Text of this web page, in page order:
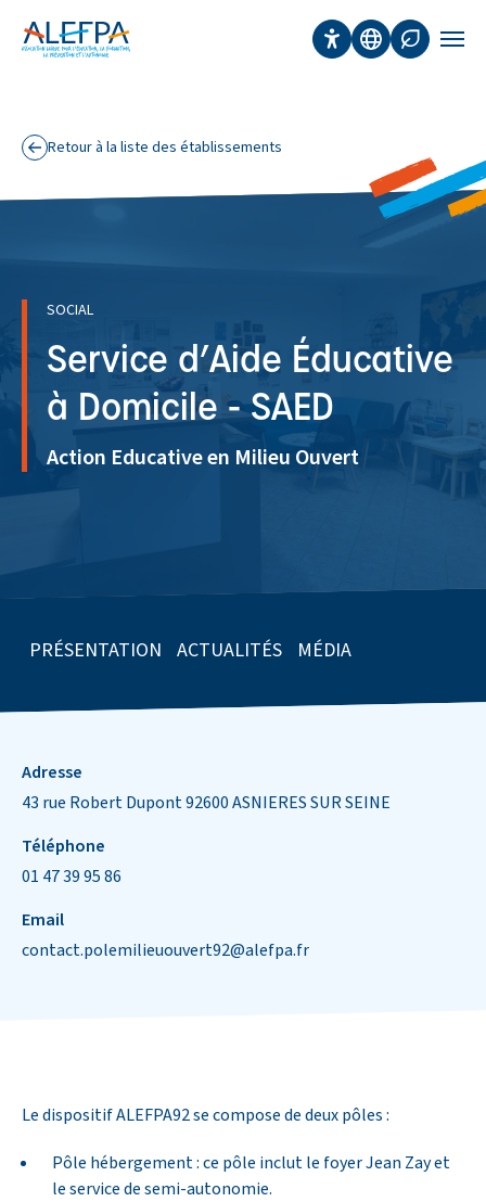
Aller au contenu principal
Accessibilité
Traduction
Affichage
Retour à la liste des établissements
SOCIAL
Service d’Aide Éducative
à Domicile - SAED
Action Educative en Milieu Ouvert
PRÉSENTATION ACTUALITÉS MÉDIA
Informations de contact
Adresse
43 rue Robert Dupont 92600 ASNIERES SUR SEINE
Téléphone
01 47 39 95 86
Email
contact.polemilieuouvert92@alefpa.fr
Le dispositif ALEFPA92 se compose de deux pôles :
Pôle hébergement : ce pôle inclut le foyer Jean Zay et
le service de semi-autonomie.